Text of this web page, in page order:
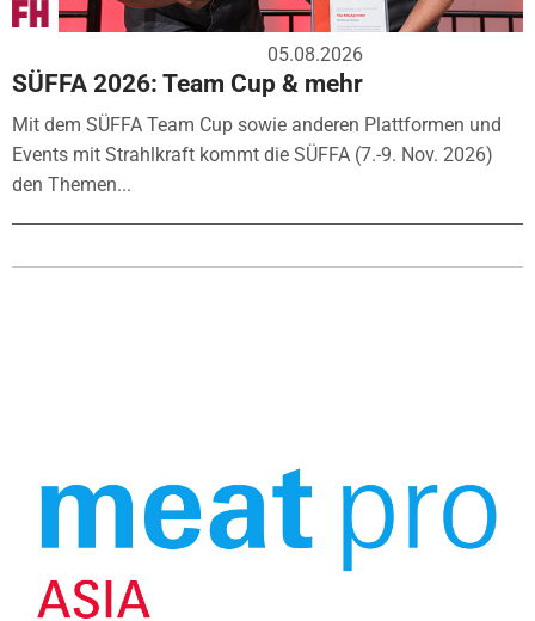
05.08.2026
SÜFFA 2026: Team Cup & mehr
Mit dem SÜFFA Team Cup sowie anderen Plattformen und
Events mit Strahlkraft kommt die SÜFFA (7.-9. Nov. 2026)
den Themen...